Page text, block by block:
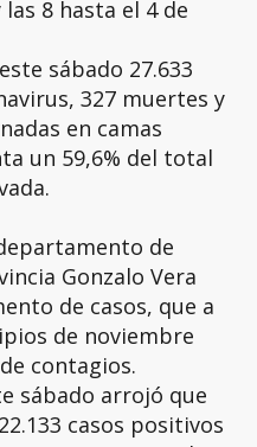
8 hasta el 4 de
sábado 27.633
327 muertes y
en camas
un 59,6% del total
de
Gonzalo Vera
de casos, que a
de noviembre
contagios.
sábado arrojó que
casos positivos